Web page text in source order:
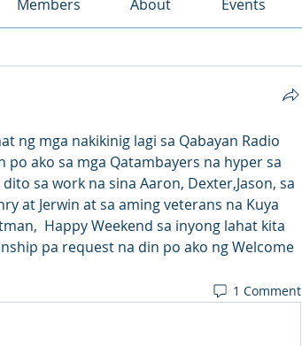
Members About Events
ng mga nakikinig lagi sa Qabayan Radio
po ako sa mga Qatambayers na hyper sa
sa work na sina Aaron, Dexter,Jason, sa
at Jerwin at sa aming veterans na Kuya
Happy Weekend sa inyong lahat kita
pa request na din po ako ng Welcome
1 Comment